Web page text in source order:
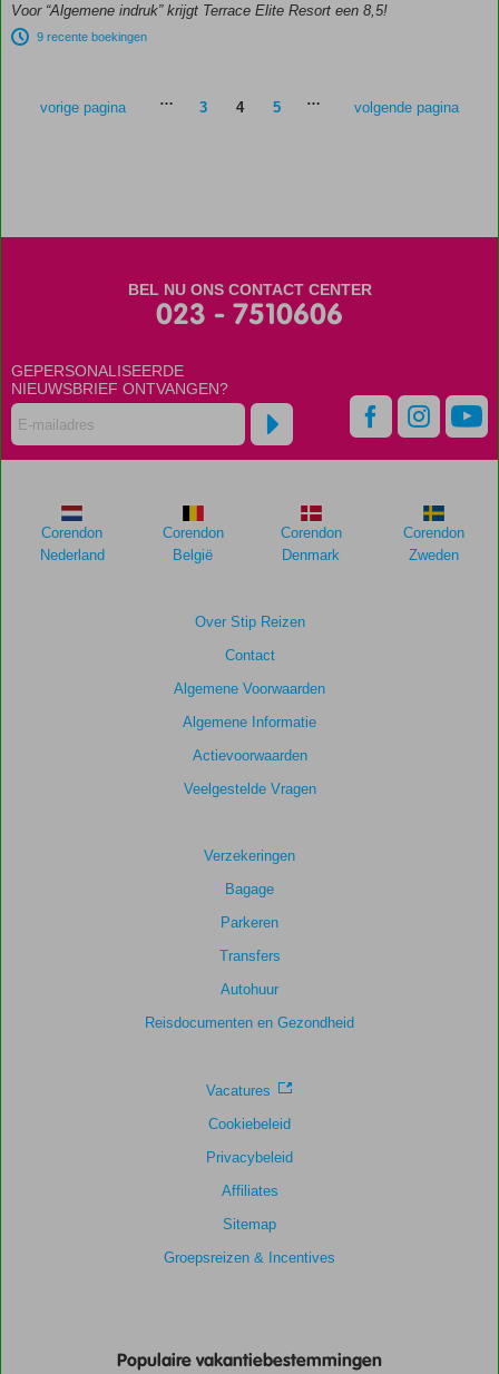
met
Center
Voor “Algemene indruk” krijgt Terrace Elite Resort een 8,5!
9 recente boekingen
vorige pagina … 3 4 5 … volgende pagina
BEL NU ONS CONTACT CENTER
023 - 7510606
GEPERSONALISEERDE
NIEUWSBRIEF ONTVANGEN?
Over Stip Reizen
Contact
Algemene Voorwaarden
Algemene Informatie
Actievoorwaarden
Veelgestelde Vragen
Verzekeringen
Bagage
Parkeren
Transfers
Autohuur
Reisdocumenten en Gezondheid
Vacatures
Cookiebeleid
Privacybeleid
Affiliates
Sitemap
Groepsreizen & Incentives
Corendon
Nederland
Corendon
België
Corendon
Denmark
Corendon
Zweden
Populaire vakantiebestemmingen